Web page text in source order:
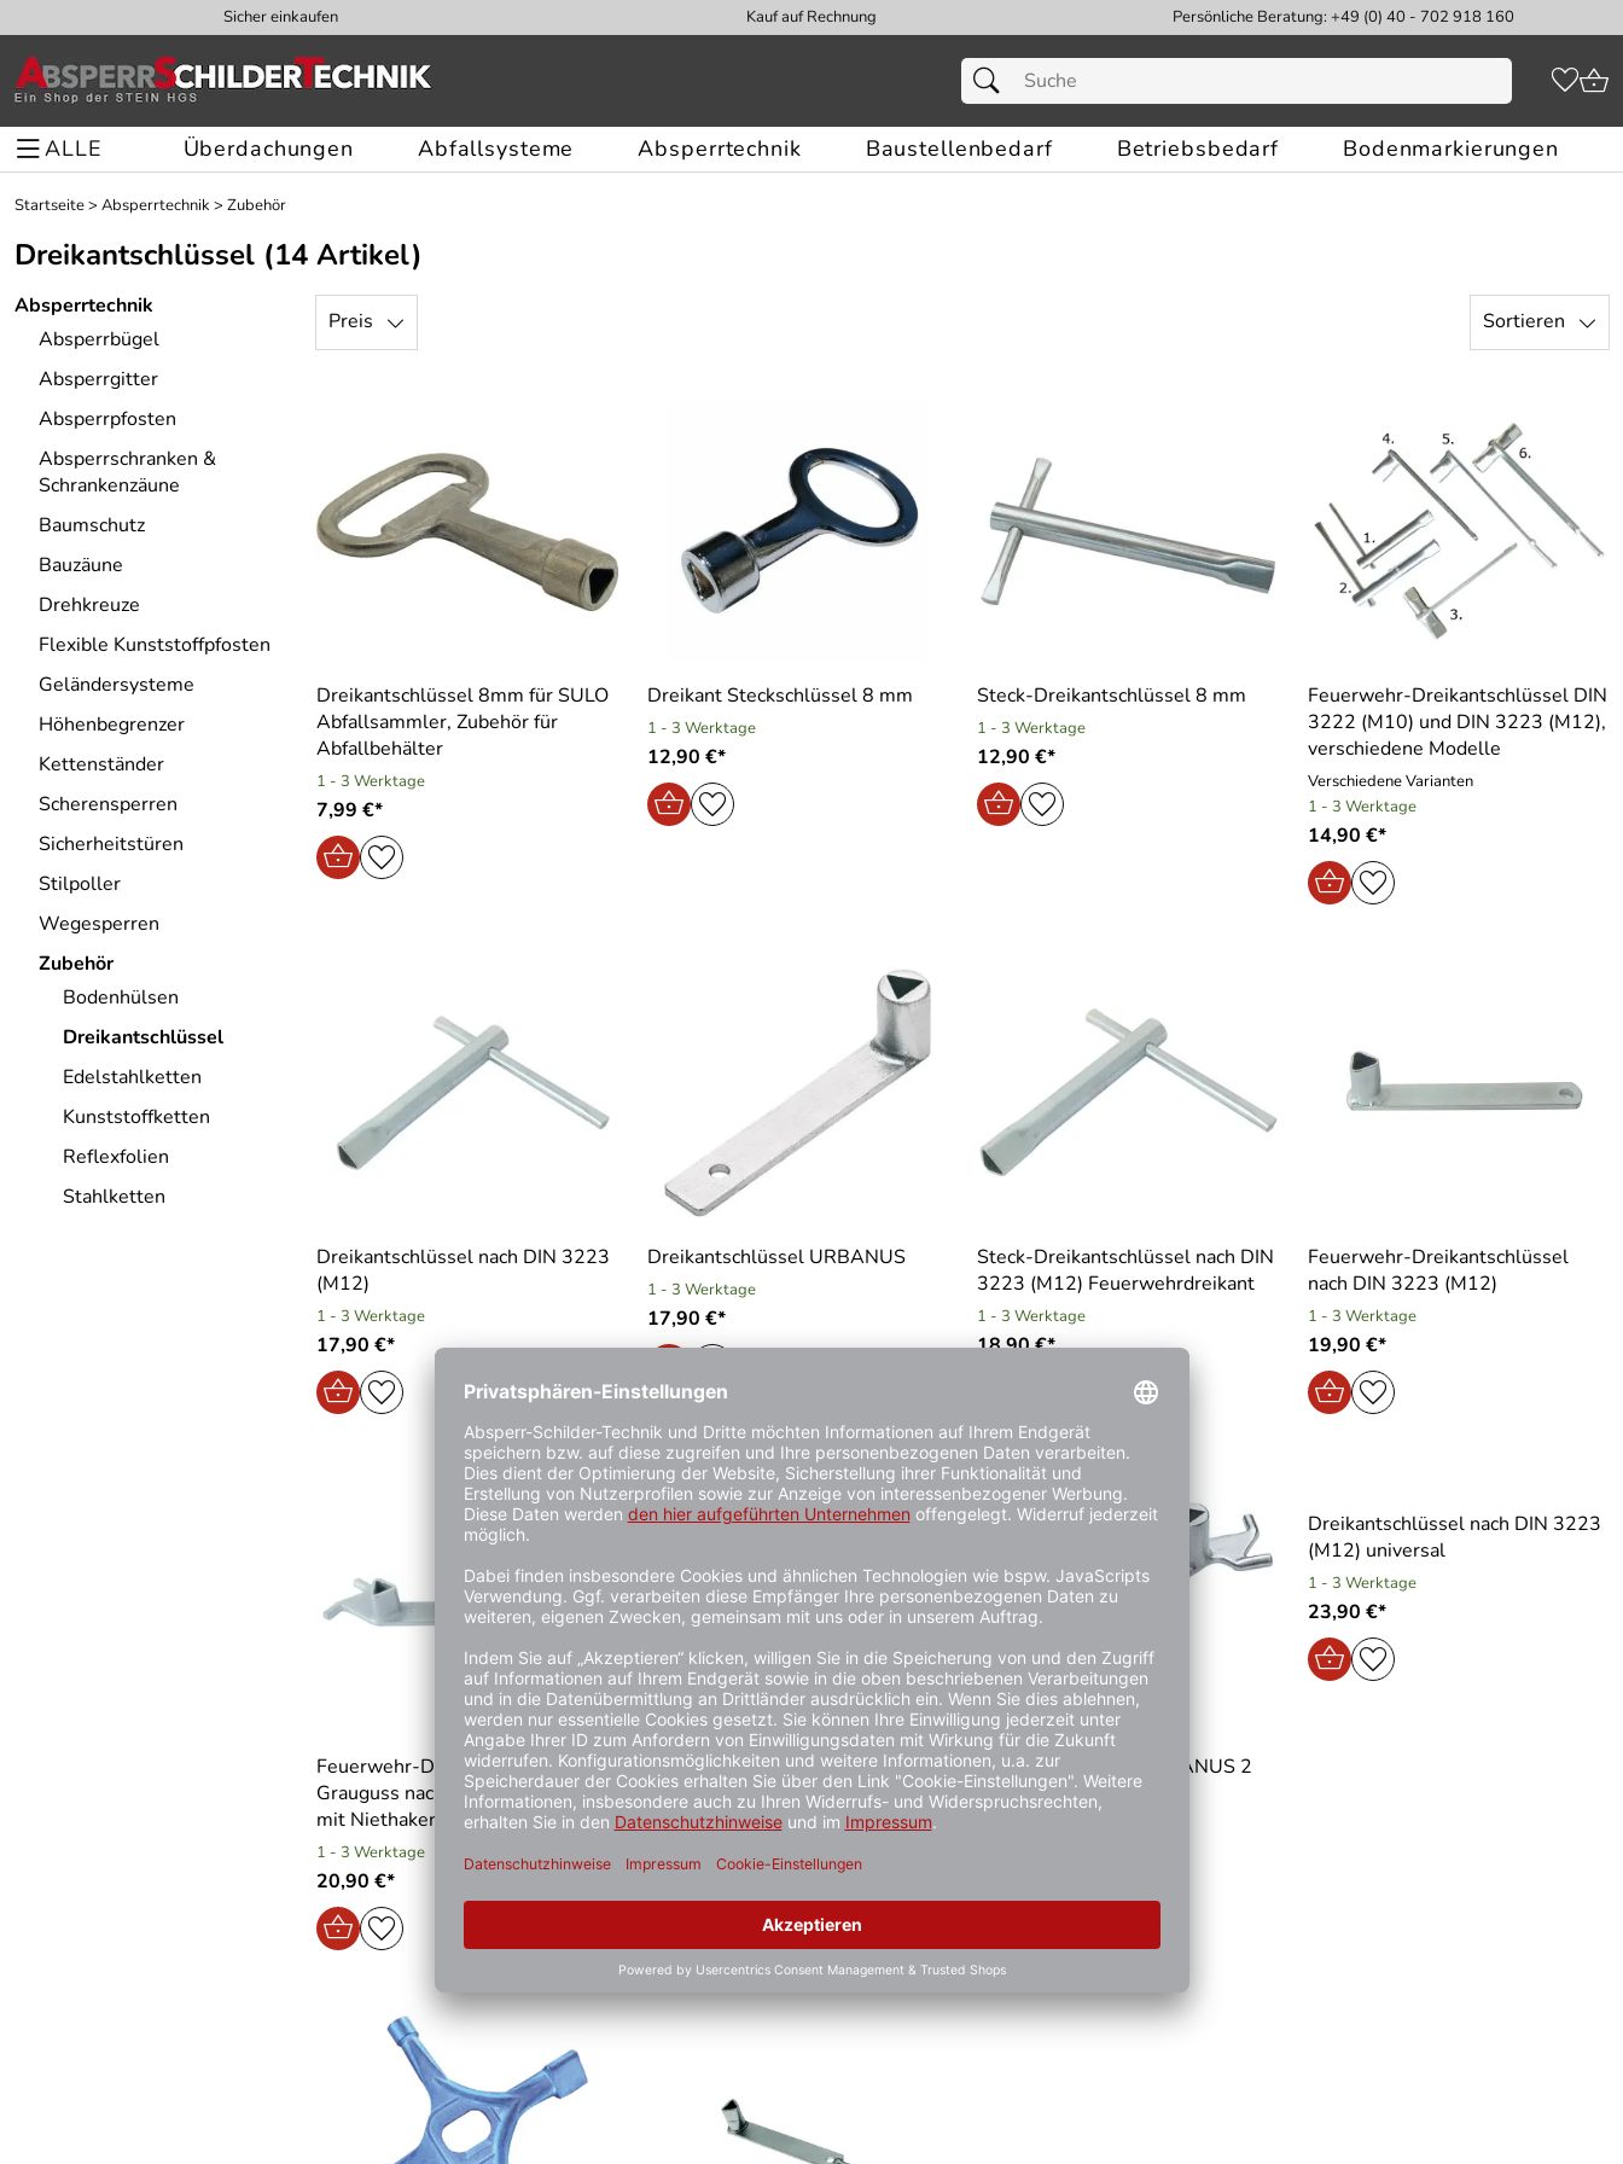
Sicher einkaufen Kauf auf Rechnung Persönliche Beratung: +49 (0) 40 - 702 918 160
ALLE Überdachungen Abfallsysteme Absperrtechnik Baustellenbedarf Betriebsbedarf Bodenmarkierungen
Startseite> Absperrtechnik > Zubehör
Dreikantschlüssel (14 Artikel)
Absperrtechnik
Absperrbügel
Absperrgitter
Absperrpfosten
Absperrschranken &
Schrankenzäune
Baumschutz
Bauzäune
Drehkreuze
Flexible Kunststoffpfosten
Geländersysteme
Höhenbegrenzer
Kettenständer
Scherensperren
Sicherheitstüren
Stilpoller
Wegesperren
Zubehör
Bodenhülsen
Dreikantschlüssel
Edelstahlketten
Kunststoffketten
Reflexfolien
Stahlketten
Preis Sortieren
Dreikantschlüssel 8mm für SULO
Abfallsammler, Zubehör für
Abfallbehälter
1 - 3 Werktage
7,99 €*
Dreikant Steckschlüssel 8 mm
1 - 3 Werktage
12,90 €*
Steck-Dreikantschlüssel 8 mm
1 - 3 Werktage
12,90 €*
Feuerwehr-Dreikantschlüssel DIN
3222 (M10) und DIN 3223 (M12),
verschiedene Modelle
Verschiedene Varianten
1 - 3 Werktage
14,90 €*
Dreikantschlüssel nach DIN 3223
(M12)
1 - 3 Werktage
17,90 €*
Dreikantschlüssel URBANUS
1 - 3 Werktage
17,90 €*
Steck-Dreikantschlüssel nach DIN
3223 (M12) Feuerwehrdreikant
1 - 3 Werktage
18,90 €*
Feuerwehr-Dreikantschlüssel
nach DIN 3223 (M12)
1 - 3 Werktage
19,90 €*
Feuerwehr-Dreikant aus
Grauguss nach DIN 3223 (M12)
mit Niethaken
1 - 3 Werktage
20,90 €*
Dreikantschlüssel DIN 3223
1 - 3 Werktage
21,90 €*
Dreikantschlüssel URBANUS 2
1 - 3 Werktage
Dreikantschlüssel nach DIN 3223
(M12) universal
1 - 3 Werktage
23,90 €*